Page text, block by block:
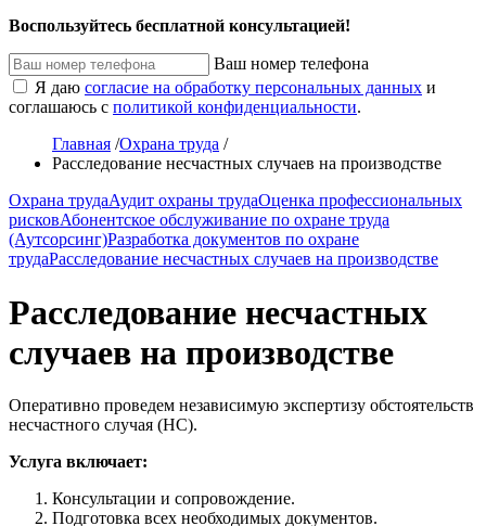
Воспользуйтесь бесплатной консультацией!
Ваш номер телефона
Я даю согласие на обработку персональных данных и
соглашаюсь с политикой конфиденциальности.
Главная /Охрана труда /
Расследование несчастных случаев на производстве
Охрана трудаАудит охраны трудаОценка профессиональных
рисковАбонентское обслуживание по охране труда
(Аутсорсинг)Разработка документов по охране
трудаРасследование несчастных случаев на производстве
Расследование несчастных
случаев на производстве
Оперативно проведем независимую экспертизу обстоятельств
несчастного случая (НС).
Услуга включает:
Консультации и сопровождение.
Подготовка всех необходимых документов.